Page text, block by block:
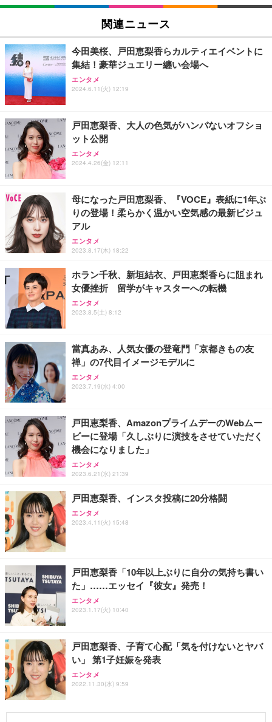
￥109,572
【純正品】27"ゲーミングモニター DualSense 充電
フック付き（CFI-ZDM1J）
【整備済み品】Dell E2724HS 27インチ 液晶モニタ
ー フルHD（1920×1080）VA 非光沢 HDMI/DisplayP
ort/VGA スピーカー内蔵 高さ調整 スイベル VESA対
【MiniLED/24.5inch/280Hz/FHD】GRAPHT THE S
HOOTER Gaming Monitor 24” Essential ゲーミン
グモニター QD 24.5インチ 1ms FHD 量子ドット 残
像低減 (3年保証 | 輝点保証 | 日本メーカー)
￥34,980
関連ニュース
今田美桜、戸田恵梨香らカルティエイベントに
集結！豪華ジュエリー纏い会場へ
エンタメ
2024.6.11(火) 12:19
戸田恵梨香、大人の色気がハンパないオフショ
ット公開
エンタメ
2024.4.26(金) 12:11
母になった戸田恵梨香、『VOCE』表紙に1年ぶ
りの登場！柔らかく温かい空気感の最新ビジュ
アル
エンタメ
2023.8.17(木) 18:22
ホラン千秋、新垣結衣、戸田恵梨香らに阻まれ
女優挫折 留学がキャスターへの転機
エンタメ
2023.8.5(土) 8:12
當真あみ、人気女優の登竜門「京都きもの友
禅」の7代目イメージモデルに
エンタメ
2023.7.19(水) 4:00
戸田恵梨香、AmazonプライムデーのWebムー
ビーに登場「久しぶりに演技をさせていただく
機会になりました」
エンタメ
2023.6.21(水) 21:39
戸田恵梨香、インスタ投稿に20分格闘
エンタメ
2023.4.11(火) 15:48
戸田恵梨香「10年以上ぶりに自分の気持ち書い
た」……エッセイ『彼女』発売！
エンタメ
2023.1.17(火) 10:40
戸田恵梨香、子育て心配「気を付けないとヤバ
い」 第1子妊娠を発表
エンタメ
2022.11.30(水) 9:59